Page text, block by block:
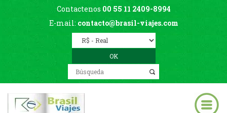
Contactenos 00 55 11 2409-8994
E-mail: contacto@brasil-viajes.com